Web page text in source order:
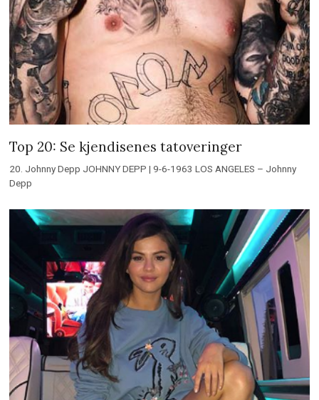
Top 20: Se kjendisenes tatoveringer
20. Johnny Depp JOHNNY DEPP | 9-6-1963 LOS ANGELES – Johnny
Depp